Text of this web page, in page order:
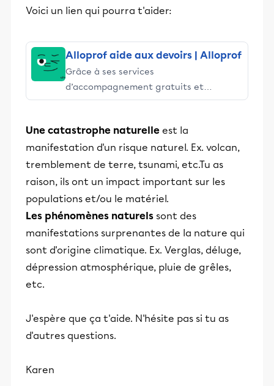
Voici un lien qui pourra t'aider:
Alloprof aide aux devoirs | Alloprof
Grâce à ses services
d’accompagnement gratuits et
stimulants, Alloprof engage les élèves
éducative.
Une catastrophe naturelle est la
manifestation d'un risque naturel. Ex. volcan,
tremblement de terre, tsunami, etc.Tu as
raison, ils ont un impact important sur les
populations et/ou le matériel.
Les phénomènes naturels sont des
manifestations surprenantes de la nature qui
sont d'origine climatique. Ex. Verglas, déluge,
dépression atmosphérique, pluie de grêles,
etc.
J'espère que ça t'aide. N'hésite pas si tu as
d'autres questions.
Karen